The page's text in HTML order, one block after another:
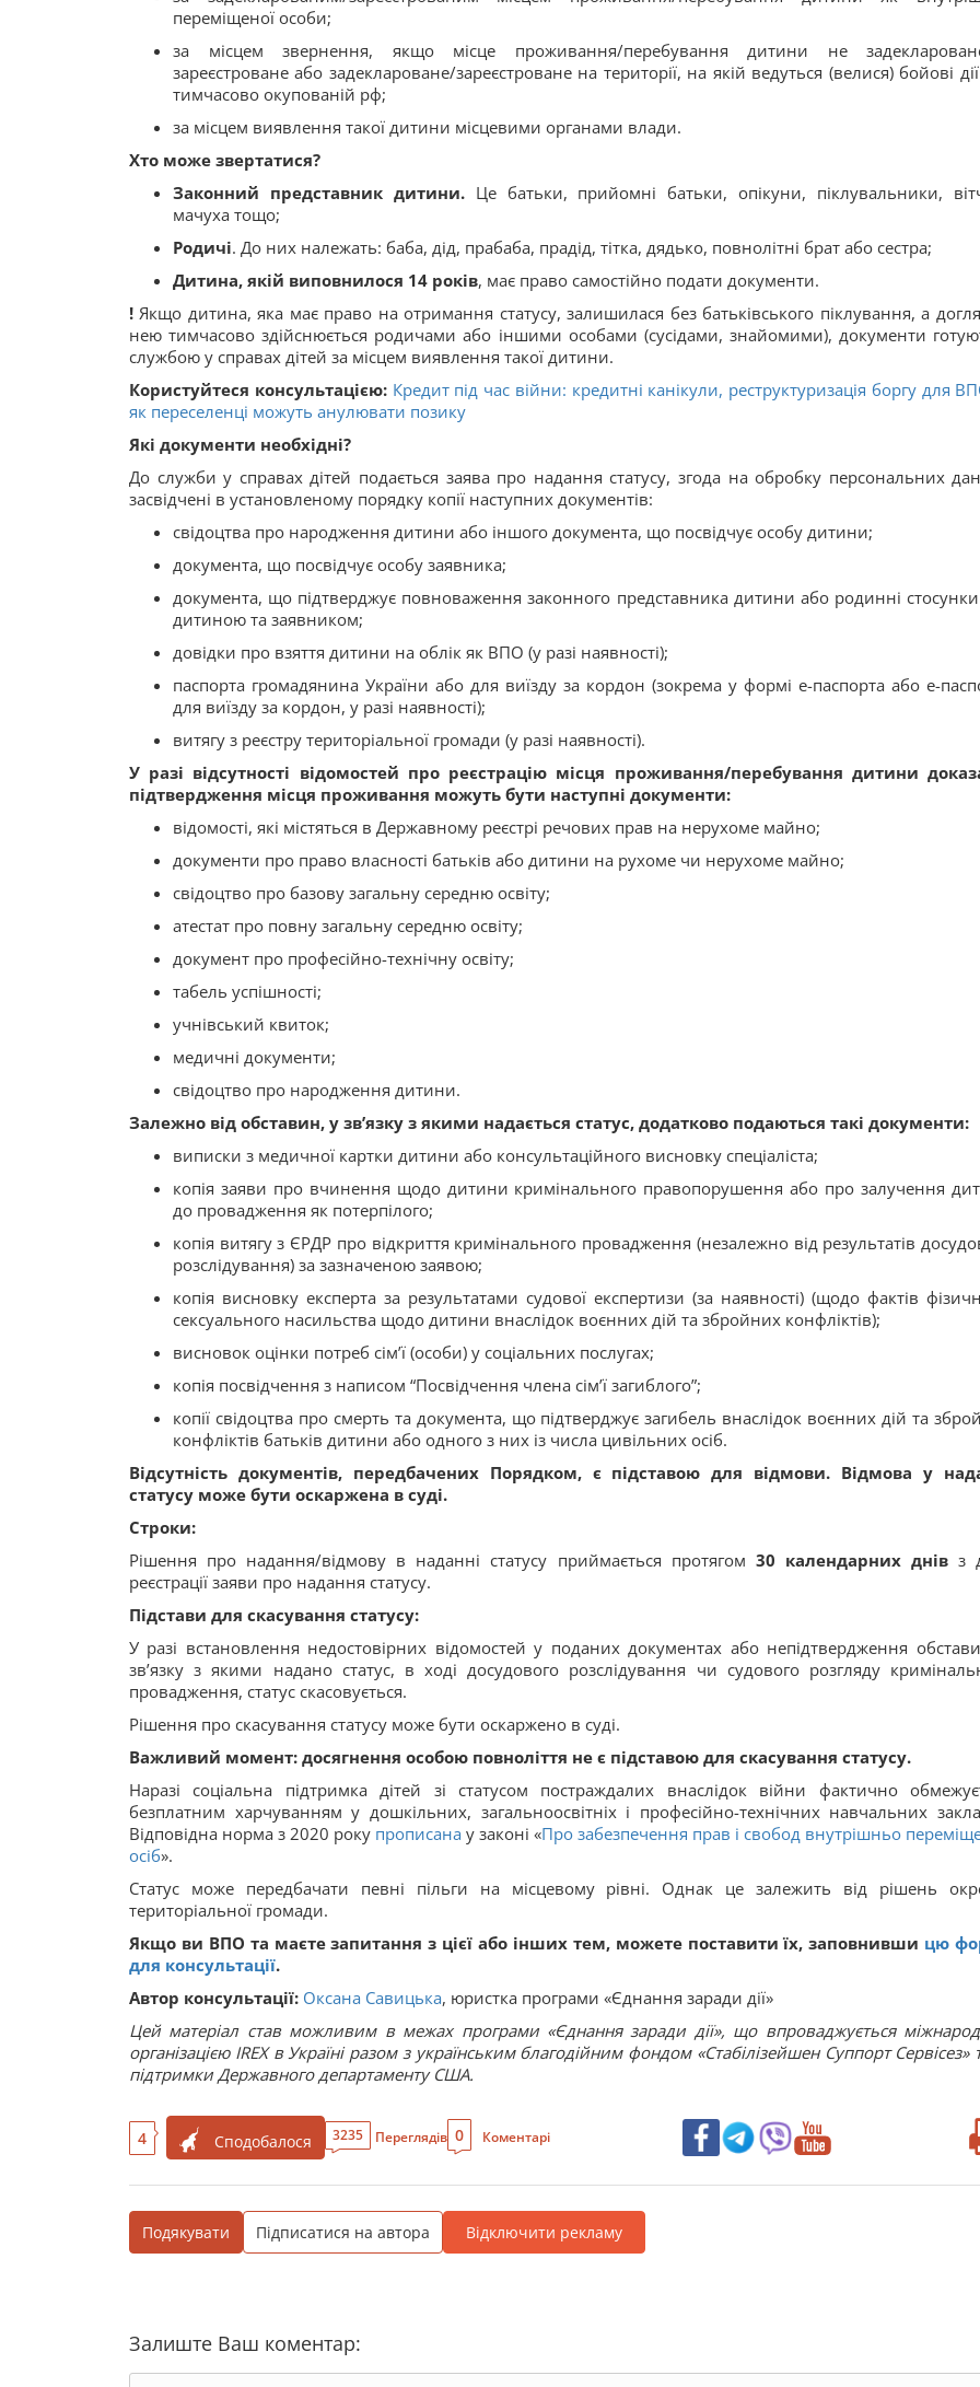
переміщеної особи;
за місцем звернення, якщо місце проживання/перебування дитини не
зареєстроване або задеклароване/зареєстроване на території, на якій ведуться (велися) бойові
тимчасово окупованій рф;
за місцем виявлення такої дитини місцевими органами влади.
Хто може звертатися?
Законний представник дитини.Це батьки, прийомні батьки, опікуни, піклувальники,
мачуха тощо;
Родичі. До них належать: баба, дід, прабаба, прадід, тітка, дядько, повнолітні брат або сестра;
Дитина, якій виповнилося 14 років, має право самостійно подати документи.
! Якщо дитина, яка має право на отримання статусу, залишилася без батьківського піклування, а
нею тимчасово здійснюється родичами або іншими особами (сусідами, знайомими), документи
службою у справах дітей за місцем виявлення такої дитини.
Користуйтеся консультацією: Кредит під час війни: кредитні канікули, реструктуризація боргу для
як переселенці можуть анулювати позику
Які документи необхідні?
До служби у справах дітей подається заява про надання статусу, згода на обробку персональних
засвідчені в установленому порядку копії наступних документів:
свідоцтва про народження дитини або іншого документа, що посвідчує особу дитини;
документа, що посвідчує особу заявника;
документа, що підтверджує повноваження законного представника дитини або родинні
дитиною та заявником;
довідки про взяття дитини на облік як ВПО (у разі наявності);
паспорта громадянина України або для виїзду за кордон (зокрема у формі е-паспорта або е-
для виїзду за кордон, у разі наявності);
витягу з реєстру територіальної громади (у разі наявності).
У разі відсутності відомостей про реєстрацію місця проживання/перебування дитини
підтвердження місця проживання можуть бути наступні документи:
відомості, які містяться в Державному реєстрі речових прав на нерухоме майно;
документи про право власності батьків або дитини на рухоме чи нерухоме майно;
свідоцтво про базову загальну середню освіту;
атестат про повну загальну середню освіту;
документ про професійно-технічну освіту;
табель успішності;
учнівський квиток;
медичні документи;
свідоцтво про народження дитини.
Залежно від обставин, у зв’язку з якими надається статус, додатково подаються такі документи:
виписки з медичної картки дитини або консультаційного висновку спеціаліста;
копія заяви про вчинення щодо дитини кримінального правопорушення або про залучення
до провадження як потерпілого;
копія витягу з ЄРДР про відкриття кримінального провадження (незалежно від результатів
розслідування) за зазначеною заявою;
копія висновку експерта за результатами судової експертизи (за наявності) (щодо фактів
сексуального насильства щодо дитини внаслідок воєнних дій та збройних конфліктів);
висновок оцінки потреб сім’ї (особи) у соціальних послугах;
копія посвідчення з написом “Посвідчення члена сім’ї загиблого”;
копії свідоцтва про смерть та документа, що підтверджує загибель внаслідок воєнних дій та
конфліктів батьків дитини або одного з них із числа цивільних осіб.
Відсутність документів, передбачених Порядком, є підставою для відмови. Відмова у
статусу може бути оскаржена в суді.
Строки:
Рішення про надання/відмову в наданні статусу приймається протягом 30 календарних днівз
реєстрації заяви про надання статусу.
Підстави для скасування статусу:
У разі встановлення недостовірних відомостей у поданих документах або непідтвердження
зв’язку з якими надано статус, в ході досудового розслідування чи судового розгляду
провадження, статус скасовується.
Рішення про скасування статусу може бути оскаржено в суді.
Важливий момент: досягнення особою повноліття не є підставою для скасування статусу.
Наразі соціальна підтримка дітей зі статусом постраждалих внаслідок війни фактично
безплатним харчуванням у дошкільних, загальноосвітніх і професійно-технічних навчальних
Відповідна норма з 2020 року прописана у законі «Про забезпечення прав і свобод внутрішньо
осіб».
Статус може передбачати певні пільги на місцевому рівні. Однак це залежить від рішень
територіальної громади.
Якщо ви ВПО та маєте запитання з цієї або інших тем, можете поставити їх, заповнивши цю
для консультації.
Автор консультації: Оксана Савицька, юристка програми «Єднання заради дії»
Цей матеріал став можливим в межах програми «Єднання заради дії», що впроваджується
організацією IREX в Україні разом з українським благодійним фондом «Стабілізейшен Суппорт Сервісез»
підтримки Державного департаменту США.
4 Сподобалося 3235 Переглядів 0 Коментарі
Подякувати Підписатися на автора Відключити рекламу
Залиште Ваш коментар: